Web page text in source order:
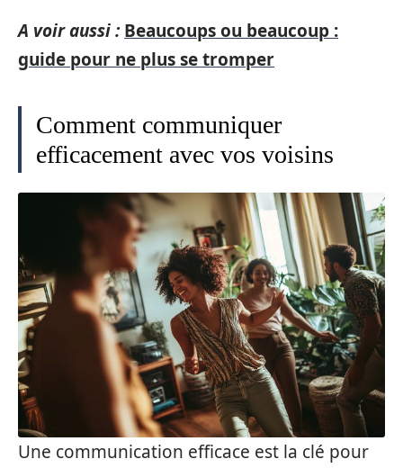
A voir aussi : Beaucoups ou beaucoup :
guide pour ne plus se tromper
Comment communiquer
efficacement avec vos voisins
Une communication efficace est la clé pour